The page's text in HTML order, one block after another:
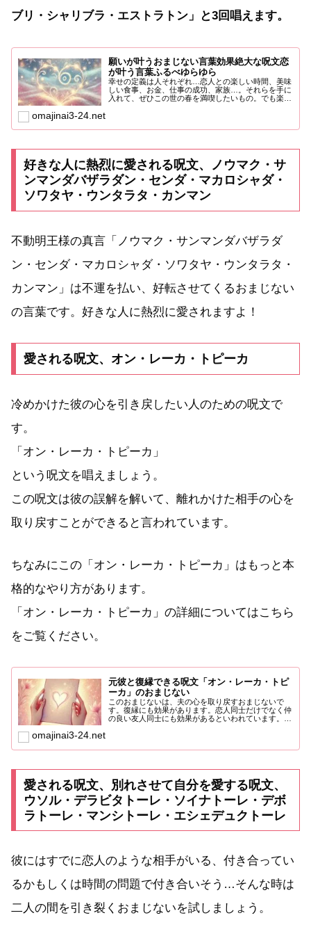
ブリ・シャリブラ・エストラトン」と3回唱えます。
願いが叶うおまじない言葉効果絶大な呪文恋
が叶う言葉ふるべゆらゆら
幸せの定義は人それぞれ…恋人との楽しい時間、美味
しい食事、お金、仕事の成功、家族…。それらを手に
入れて、ぜひこの世の春を満喫したいもの。でも楽し
omajinai3-24.net
好きな人に熱烈に愛される呪文、ノウマク・サ
ンマンダバザラダン・センダ・マカロシャダ・
ソワタヤ・ウンタラタ・カンマン
不動明王様の真言「ノウマク・サンマンダバザラダ
ン・センダ・マカロシャダ・ソワタヤ・ウンタラタ・
カンマン」は不運を払い、好転させてくるおまじない
の言葉です。好きな人に熱烈に愛されますよ！
愛される呪文、オン・レーカ・トピーカ
冷めかけた彼の心を引き戻したい人のための呪文で
す。
「オン・レーカ・トピーカ」
という呪文を唱えましょう。
この呪文は彼の誤解を解いて、離れかけた相手の心を
取り戻すことができると言われています。
ちなみにこの「オン・レーカ・トピーカ」はもっと本
格的なやり方があります。
「オン・レーカ・トピーカ」の詳細についてはこちら
をご覧ください。
元彼と復縁できる呪文「オン・レーカ・トピ
ーカ」のおまじない
このおまじないは、夫の心を取り戻すおまじないで
す。復縁にも効果があります。恋人同士だけでなく仲
の良い友人同士にも効果があるといわれています。ま
omajinai3-24.net
愛される呪文、別れさせて自分を愛する呪文、
ウソル・デラビタトーレ・ソイナトーレ・デボ
ラトーレ・マンシトーレ・エシェデュクトーレ
彼にはすでに恋人のような相手がいる、付き合ってい
るかもしくは時間の問題で付き合いそう…そんな時は
二人の間を引き裂くおまじないを試しましょう。